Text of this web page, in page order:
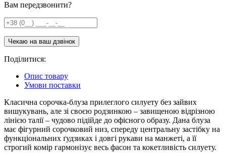
Вам передзвонити?
Поділитися:
Опис товару
Умови поставки
Класична сорочка-блуза прилеглого силуету без зайвих
вишукувань, але зі своєю родзинкою – завищеною відрізною
лінією талії – чудово підійде до офісного образу. Дана блуза
має фігурний сорочковий низ, спереду центральну застібку на
функціональних ґудзиках і довгі рукави на манжеті, а її
строгий комір гармонізує весь фасон та кокетливість силуету.